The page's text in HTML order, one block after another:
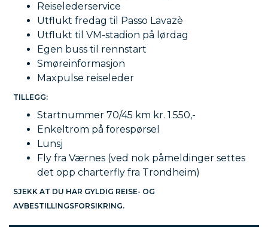
Reiselederservice
Utflukt fredag til Passo Lavazè
Utflukt til VM-stadion på lørdag
Egen buss til rennstart
Smøreinformasjon
Maxpulse reiseleder
TILLEGG:
Startnummer 70/45 km kr. 1.550,-
Enkeltrom på forespørsel
Lunsj
Fly fra Værnes (ved nok påmeldinger settes
det opp charterfly fra Trondheim)
SJEKK AT DU HAR GYLDIG REISE- OG
AVBESTILLINGSFORSIKRING.